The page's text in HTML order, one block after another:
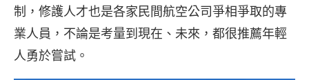
制，修護人才也是各家民間航空公司爭相爭取的專
業人員，不論是考量到現在、未來，都很推薦年輕
人勇於嘗試。